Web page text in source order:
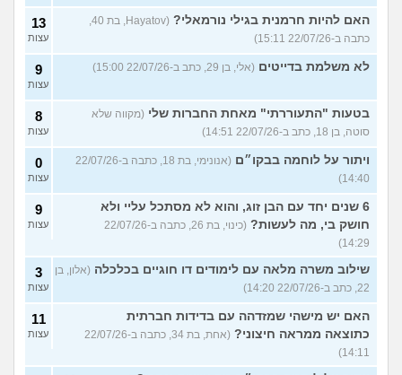
האם להיות חרמנית בגילי נורמאלי?
(Hayatov, בת 40,
כתבה ב-22/07/26 15:11)
13
עצות
לא משלמת בדייטים (אלי, בן 29, כתב ב-22/07/26 15:00) 9
עצות
בטעות "התעוררתי" מאחת החברות שלי (מקווה שלא
סוטה, בן 18, כתב ב-22/07/26 14:51)
8
עצות
ויתור על לוחמה בבקו״ם
(אנונימי, בת 18, כתבה ב-22/07/26
14:40)
0
עצות
6 שנים יחד עם הבן זוג, והוא לא מסתכל עליי ולא
חושק בי, מה לעשות?
(כינוי, בת 26, כתבה ב-22/07/26
14:29)
9
עצות
שילוב משרה מלאה עם לימודים דו חוגיים בכלכלה (אלון, בן
22, כתב ב-22/07/26 14:20)
3
עצות
האם יש מישהי שמזדהה עם בדידות חברתית
כתוצאה ממראה חיצוני?
(אחת, בת 34, כתבה ב-22/07/26
14:11)
11
עצות